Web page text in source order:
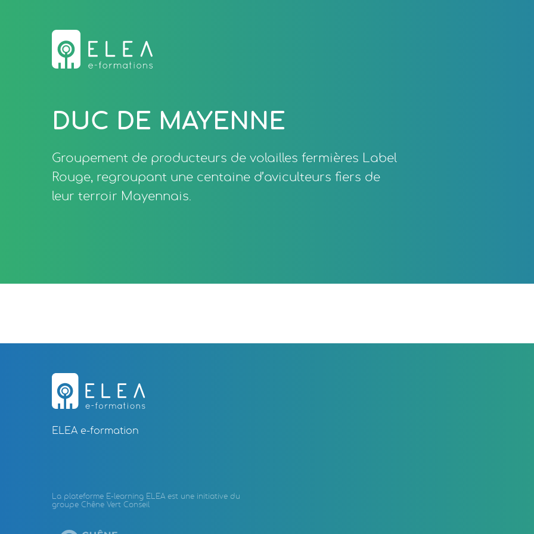
DUC DE MAYENNE
Groupement de producteurs de volailles fermières Label
Rouge, regroupant une centaine d’aviculteurs fiers de
leur terroir Mayennais.
ELEA e-formation
La plateforme E-learning ELEA est une initiative du
groupe Chêne Vert Conseil